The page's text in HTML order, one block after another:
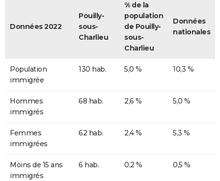
Données 2022
Pouilly-
sous-
Charlieu
% de la
population
de Pouilly-
sous-
Charlieu
Données
nationales
Population
immigrée
130 hab. 5,0 % 10,3 %
Hommes
immigrés
68 hab. 2,6 % 5,0 %
Femmes
immigrées
62 hab. 2,4 % 5,3 %
Moins de 15 ans
immigrés
6 hab. 0,2 % 0,5 %